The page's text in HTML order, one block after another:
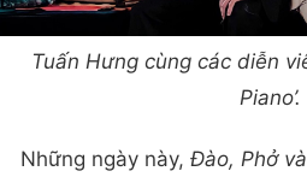
Tuấn Hưng cùng các diễn
Piano’.
Những ngày này, Đào, Phở